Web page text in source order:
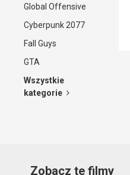
Global Offensive
Cyberpunk 2077
Fall Guys
GTA
Wszystkie
kategorie
Zobacz te filmy